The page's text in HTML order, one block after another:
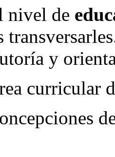
nivel de
y
curricular